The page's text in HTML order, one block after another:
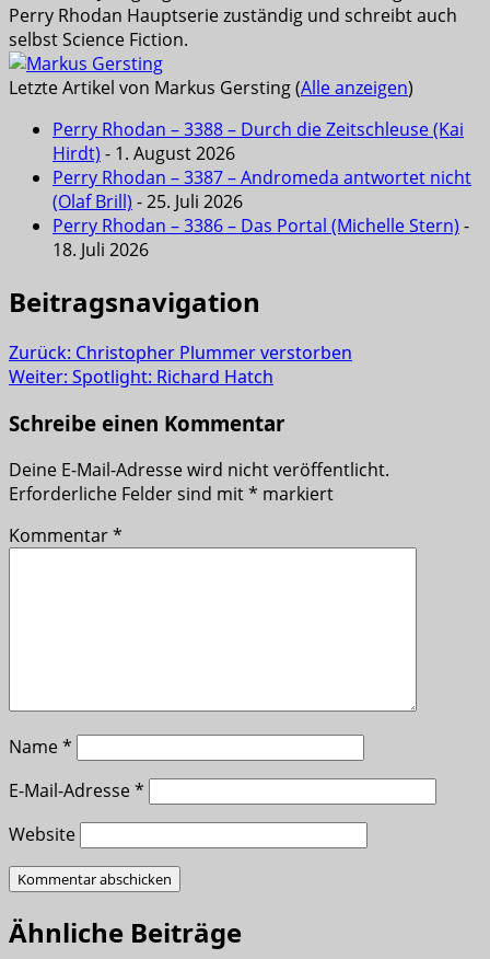
Perry Rhodan Hauptserie zuständig und schreibt auch
selbst Science Fiction.
Letzte Artikel von Markus Gersting(Alle anzeigen)
Perry Rhodan – 3388 – Durch die Zeitschleuse (Kai
Hirdt) - 1. August 2026
Perry Rhodan – 3387 – Andromeda antwortet nicht
(Olaf Brill) - 25. Juli 2026
Perry Rhodan – 3386 – Das Portal (Michelle Stern) -
18. Juli 2026
Beitragsnavigation
Zurück: Christopher Plummer verstorben
Weiter: Spotlight: Richard Hatch
Schreibe einen Kommentar
Deine E-Mail-Adresse wird nicht veröffentlicht.
Erforderliche Felder sind mit* markiert
Kommentar*
Name*
E-Mail-Adresse*
Website
Ähnliche Beiträge